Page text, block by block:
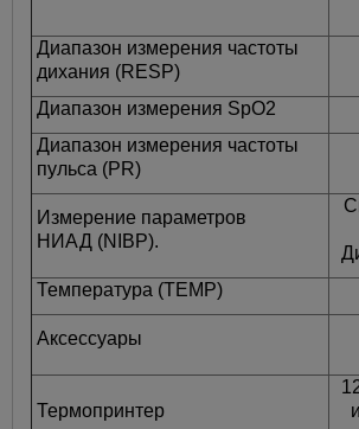
Диапазон измерения частоты
дихания (RESP)
Диапазон измерения SpO2
Диапазон измерения частоты
пульса (PR)
Измерение параметров
НИАД (NIBP).
Температура (TEMP)
Аксессуары
Термопринтер